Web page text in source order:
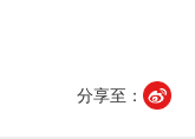
分享至：